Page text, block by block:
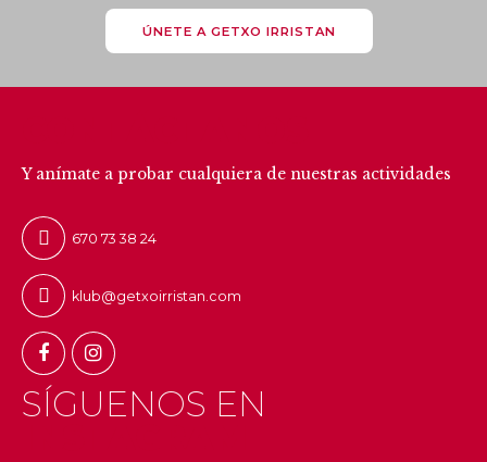
ÚNETE A GETXO IRRISTAN
Y anímate a probar cualquiera de nuestras actividades
670 73 38 24
klub@getxoirristan.com
SÍGUENOS EN